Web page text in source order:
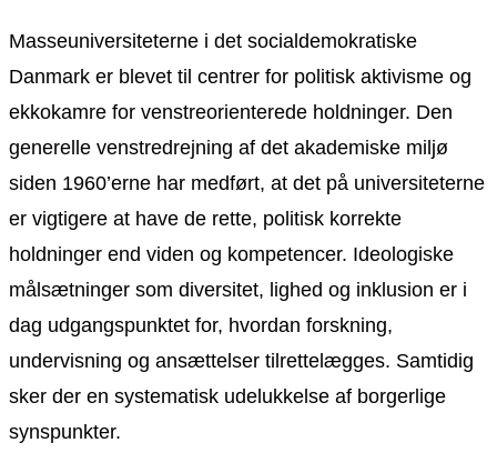
Masseuniversiteterne i det socialdemokratiske
Danmark er blevet til centrer for politisk aktivisme og
ekkokamre for venstreorienterede holdninger. Den
generelle venstredrejning af det akademiske miljø
siden 1960’erne har medført, at det på universiteterne
er vigtigere at have de rette, politisk korrekte
holdninger end viden og kompetencer. Ideologiske
målsætninger som diversitet, lighed og inklusion er i
dag udgangspunktet for, hvordan forskning,
undervisning og ansættelser tilrettelægges. Samtidig
sker der en systematisk udelukkelse af borgerlige
synspunkter.